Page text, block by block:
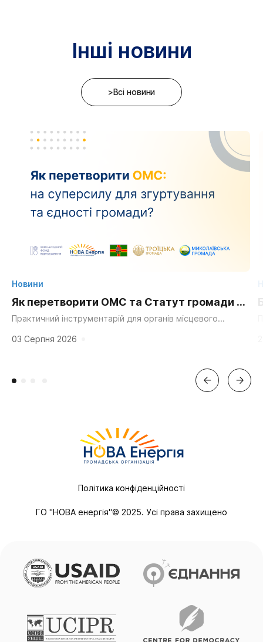
Інші новини
>Всі новини
Новини
Як перетворити ОМС та Статут громади на
суперсилу для згуртування та єдності?
Практичний інструментарій для органів місцевого
мешканців. «Мальовнича природа», «працьовиті люди»,
«багата історія» та «вигідне...
03 Серпня 2026
ГО "НОВА енергія"© 2025. Усі права захищено
Політика конфіденційності